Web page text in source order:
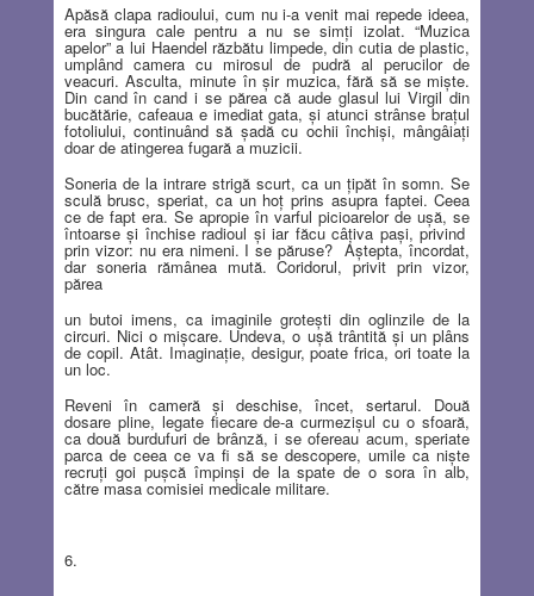
Apăsă clapa radioului, cum nu i-a venit mai repede ideea,
era singura cale pentru a nu se simţi izolat. “Muzica
apelor” a lui Haendel răzbătu limpede, din cutia de plastic,
umplând camera cu mirosul de pudră al perucilor de
veacuri. Asculta, minute în şir muzica, fără să se mişte.
Din cand în cand i se părea că aude glasul lui Virgil din
bucătărie, cafeaua e imediat gata, şi atunci strânse braţul
fotoliului, continuând să şadă cu ochii închişi, mângâiaţi
doar de atingerea fugară a muzicii.
Soneria de la intrare strigă scurt, ca un ţipăt în somn. Se
sculă brusc, speriat, ca un hoţ prins asupra faptei. Ceea
ce de fapt era. Se apropie în varful picioarelor de uşă, se
întoarse şi închise radioul şi iar făcu câţiva paşi, privind
prin vizor: nu era nimeni. I se păruse? Aştepta, încordat,
dar soneria rămânea mută. Coridorul, privit prin vizor,
părea
un butoi imens, ca imaginile groteşti din oglinzile de la
circuri. Nici o mişcare. Undeva, o uşă trântită şi un plâns
de copil. Atât. Imaginaţie, desigur, poate frica, ori toate la
un loc.
Reveni în cameră şi deschise, încet, sertarul. Două
dosare pline, legate fiecare de-a curmezişul cu o sfoară,
ca două burdufuri de brânză, i se ofereau acum, speriate
parca de ceea ce va fi să se descopere, umile ca nişte
recruţi goi puşcă împinşi de la spate de o sora în alb,
către masa comisiei medicale militare.
6.